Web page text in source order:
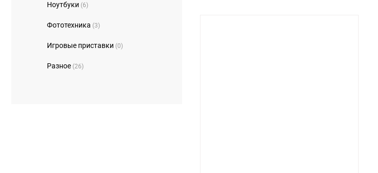
Ноутбуки (6)
Фототехника (3)
Игровые приставки (0)
Разное (26)